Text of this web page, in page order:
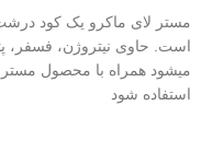
مستر لای ماکرو یک کود
است. حاوی نیتروژن، فسفر،
میشود همراه با محصول مستر
استفاده شود